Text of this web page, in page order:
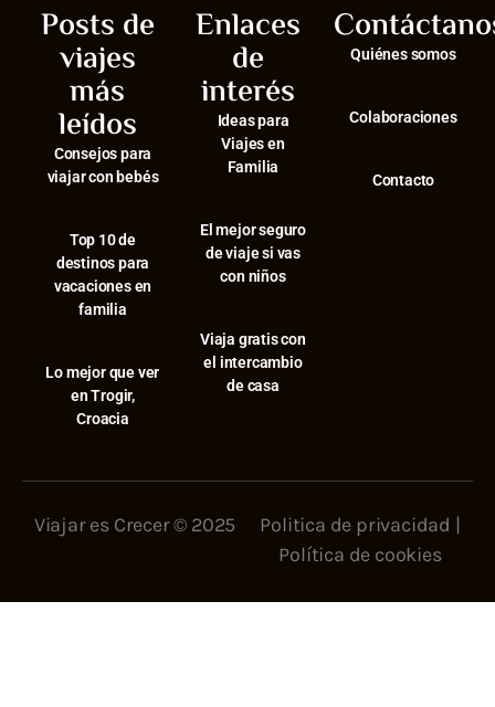
Posts de
viajes
más
leídos
Consejos para
viajar con bebés
⁠Top 10 de
destinos para
vacaciones en
familia
⁠Lo mejor que ver
en Trogir,
Croacia
Enlaces
de
interés
Ideas para
Viajes en
Familia
El mejor seguro
de viaje si vas
con niños
Viaja gratis con
el intercambio
de casa
Quiénes somos
Colaboraciones
Contacto
Viajar es Crecer © 2025 Politica de privacidad |
Política de cookies